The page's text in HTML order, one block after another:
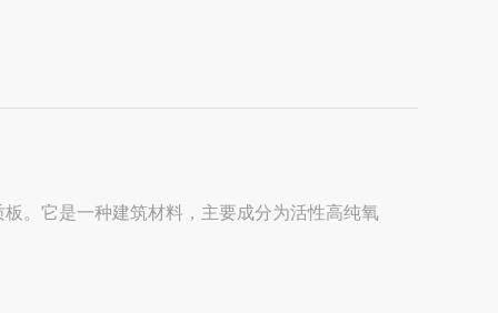
。它是一种建筑材料，主要成分为活性高纯氧